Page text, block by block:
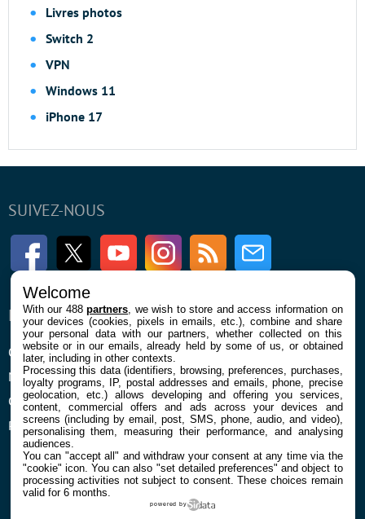
Livres photos
Switch 2
VPN
Windows 11
iPhone 17
SUIVEZ-NOUS
FacebookTwitter Youtube InstagramRSS Newsletter
ENTREPRISE
Qui sommes nous
Mentions légales et CGU
Confidentialité et Cookies
Préférences cookies
À PROPOS
La rédaction
Contact
Welcome
With our 488partners , we wish to store and access information on
your devices (cookies, pixels in emails, etc.), combine and share
your personal data with our partners, whether collected on this
website or in our emails, already held by some of us, or obtained
later, including in other contexts.
Processing this data (identifiers, browsing, preferences, purchases,
loyalty programs, IP, postal addresses and emails, phone, precise
geolocation, etc.) allows developing and offering you services,
content, commercial offers and ads across your devices and
screens (including by email, post, SMS, phone, audio, and video),
personalising them, measuring their performance, and analysing
audiences.
You can "accept all" and withdraw your consent at any time via the
"cookie" icon. You can also "set detailed preferences" and object to
processing activities not subject to consent. These choices remain
valid for 6 months.
powered by